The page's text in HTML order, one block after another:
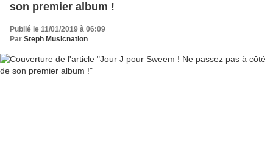
son premier album !
Publié le 11/01/2019 à 06:09
Par Steph Musicnation